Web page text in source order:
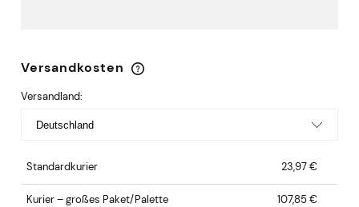
Versandkosten
Im Preis sind keine Zahlungskosten enthalten
Versandland:
Standardkurier 23,97 €
Kurier – großes Paket/Palette 107,85 €